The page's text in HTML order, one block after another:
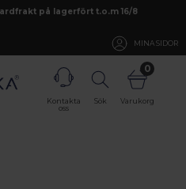
på lagerfört t.o.m 16/8
MINA SIDOR
Kontakta
oss
Sök
0
Varukorg